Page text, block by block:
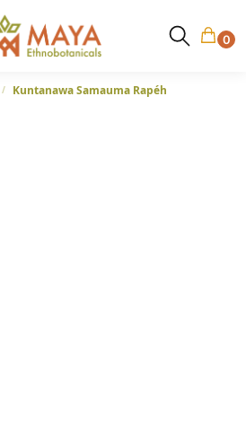
0
/ Kuntanawa Samauma Rapéh